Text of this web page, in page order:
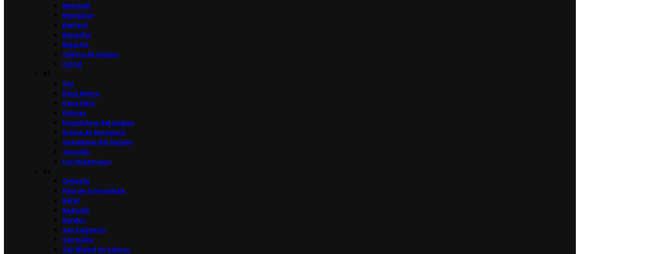
Almoradí
Benejúzar
Benferri
Benijófar
Bigastro
Callosa de Segura
Catral
Cox
Daya Nueva
Daya Vieja
Dolores
Formentera del Segura
Granja de Rocamora
Guardamar del Segura
Jacarilla
Los Montesinos
Orihuela
Pilar de la Horadada
Rafal
Redován
Rojales
San Fulgencio
San Isidro
San Miguel de Salinas